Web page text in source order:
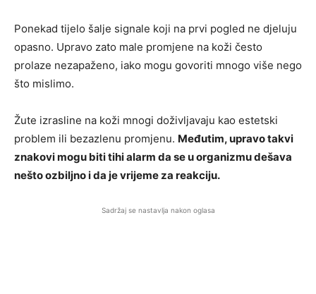
Ponekad tijelo šalje signale koji na prvi pogled ne djeluju
opasno. Upravo zato male promjene na koži često
prolaze nezapaženo, iako mogu govoriti mnogo više nego
što mislimo.
Žute izrasline na koži mnogi doživljavaju kao estetski
problem ili bezazlenu promjenu. Međutim, upravo takvi
znakovi mogu biti tihi alarm da se u organizmu dešava
nešto ozbiljno i da je vrijeme za reakciju.
Sadržaj se nastavlja nakon oglasa